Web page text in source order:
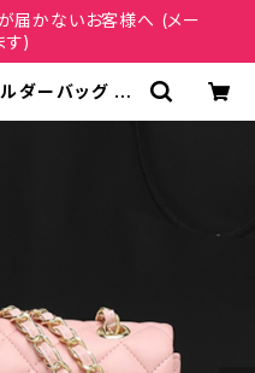
届かないお客様へ (メー
す)
ダーバッグ レ
リボンショルダ
代 20代 30代
CHARM マイ
ン 通販